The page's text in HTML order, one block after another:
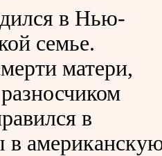
в Нью-
семье.
матери,
в
в